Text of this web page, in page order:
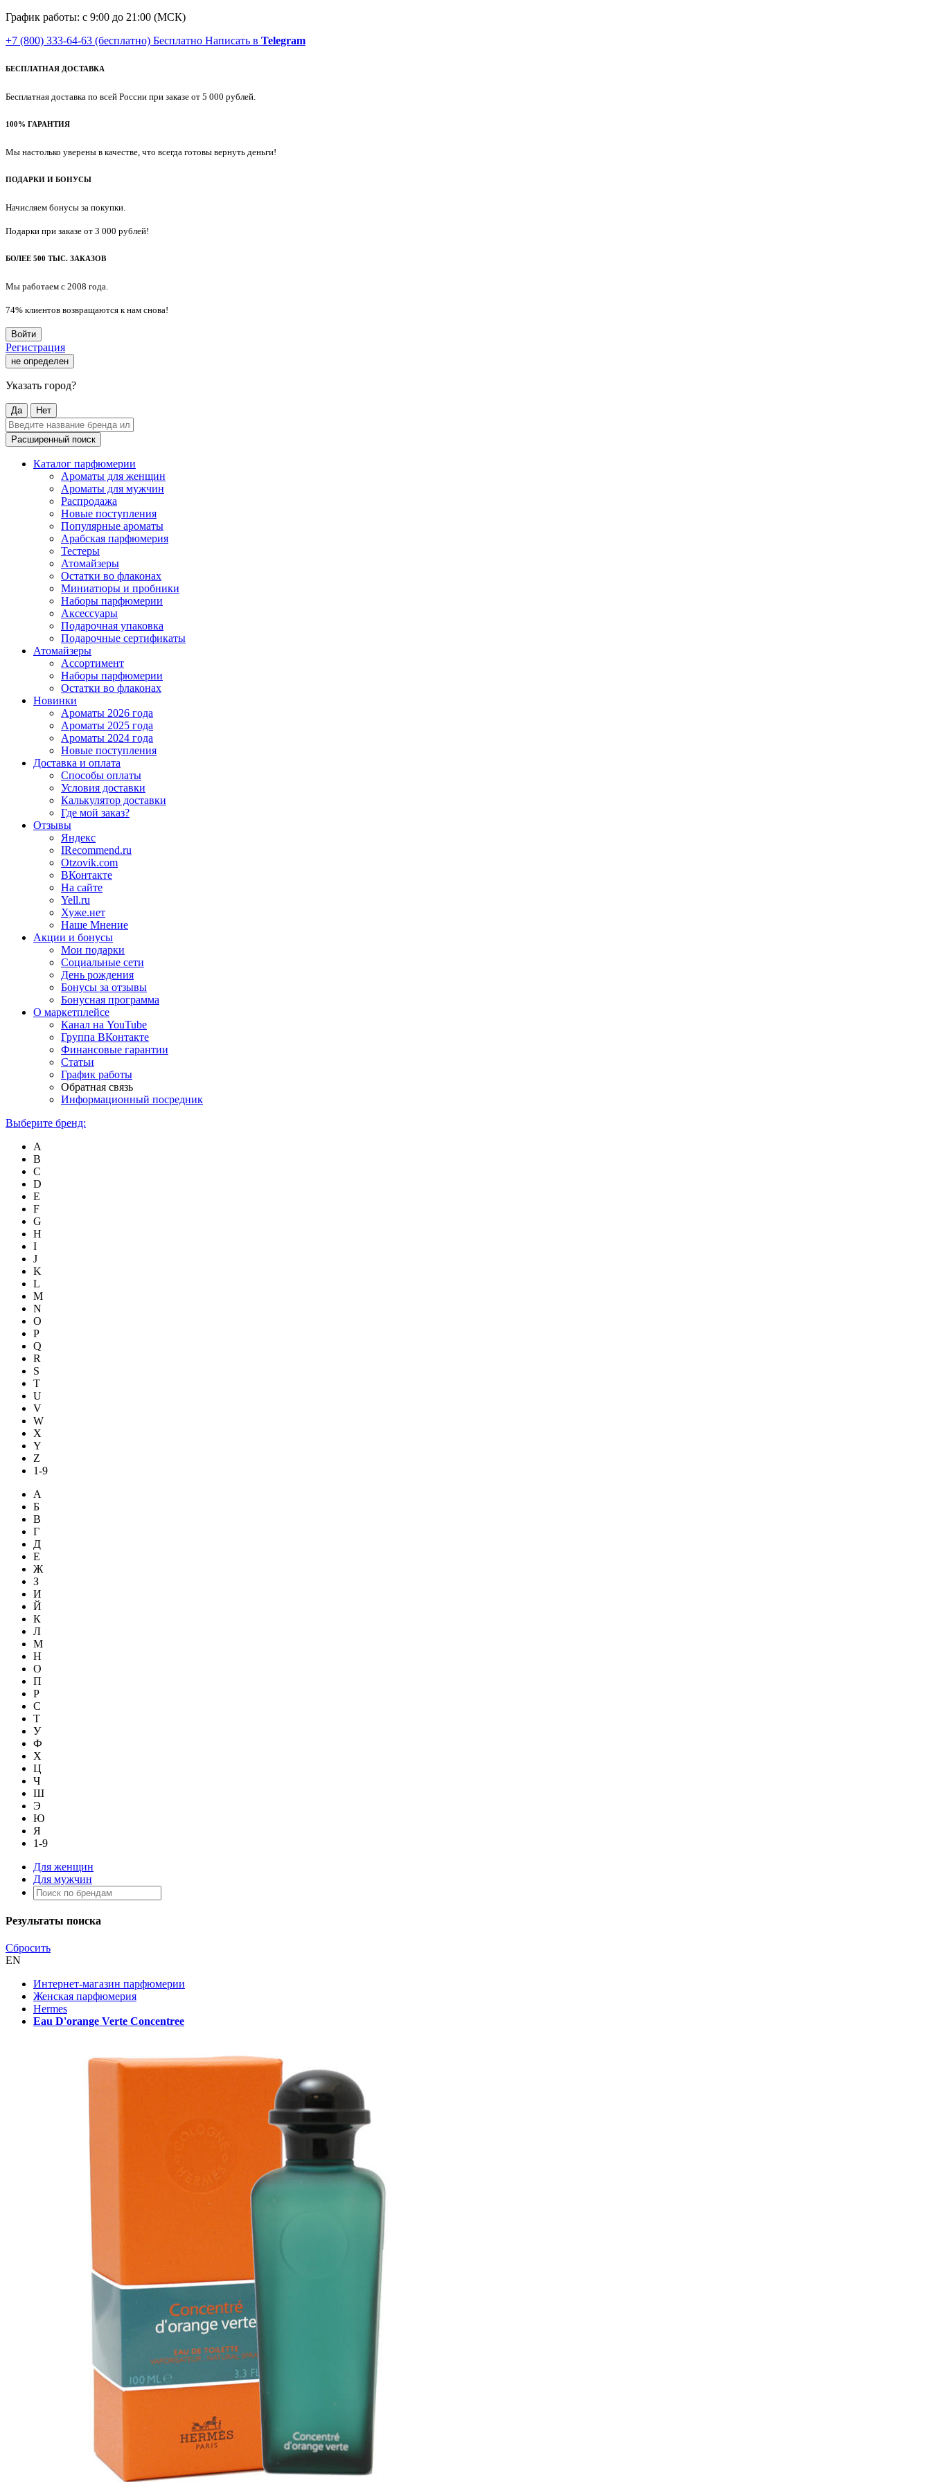
График работы: с 9:00 до 21:00 (МСК)
+7 (800) 333-64-63 (бесплатно) Бесплатно Написать в Telegram
БЕСПЛАТНАЯ ДОСТАВКА
Бесплатная доставка по всей России при заказе от 5 000 рублей.
100% ГАРАНТИЯ
Мы настолько уверены в качестве, что всегда готовы вернуть деньги!
ПОДАРКИ И БОНУСЫ
Начисляем бонусы за покупки.
Подарки при заказе от 3 000 рублей!
БОЛЕЕ 500 ТЫС. ЗАКАЗОВ
Мы работаем с 2008 года.
74% клиентов возвращаются к нам снова!
Войти
Регистрация
не определен
Указать город?
Да Нет
Расширенный поиск
Каталог парфюмерии
Ароматы для женщин
Ароматы для мужчин
Распродажа
Новые поступления
Популярные ароматы
Арабская парфюмерия
Тестеры
Атомайзеры
Остатки во флаконах
Миниатюры и пробники
Наборы парфюмерии
Аксессуары
Подарочная упаковка
Подарочные сертификаты
Атомайзеры
Ассортимент
Наборы парфюмерии
Остатки во флаконах
Новинки
Ароматы 2026 года
Ароматы 2025 года
Ароматы 2024 года
Новые поступления
Доставка и оплата
Способы оплаты
Условия доставки
Калькулятор доставки
Где мой заказ?
Отзывы
Яндекс
IRecommend.ru
Otzovik.com
ВКонтакте
На сайте
Yell.ru
Хуже.нет
Наше Мнение
Акции и бонусы
Мои подарки
Социальные сети
День рождения
Бонусы за отзывы
Бонусная программа
О маркетплейсе
Канал на YouTube
Группа ВКонтакте
Финансовые гарантии
Статьи
График работы
Обратная связь
Информационный посредник
Выберите бренд:
A
B
C
D
E
F
G
H
I
J
K
L
M
N
O
P
Q
R
S
T
U
V
W
X
Y
Z
1-9
А
Б
В
Г
Д
Е
Ж
З
И
Й
К
Л
М
Н
О
П
Р
С
Т
У
Ф
Х
Ц
Ч
Ш
Э
Ю
Я
1-9
Для женщин
Для мужчин
Результаты поиска
Сбросить
EN
Интернет-магазин парфюмерии
Женская парфюмерия
Hermes
Eau D'orange Verte Concentree